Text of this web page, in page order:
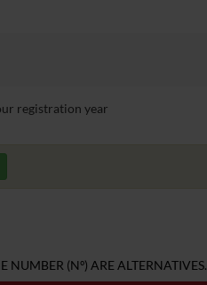
registration year
(Nº) ARE ALTERNATIVES.